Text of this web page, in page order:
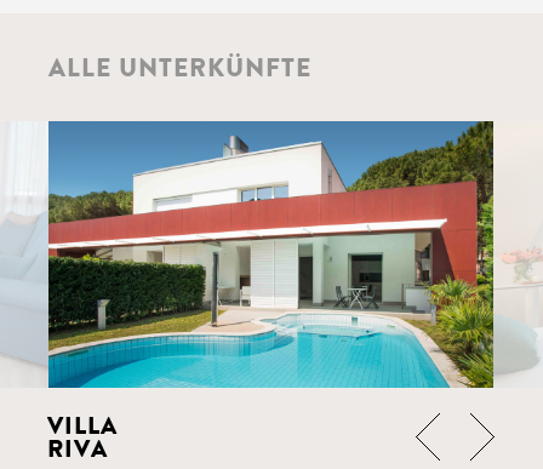
ALLE UNTERKÜNFTE
VILLA
RIVA